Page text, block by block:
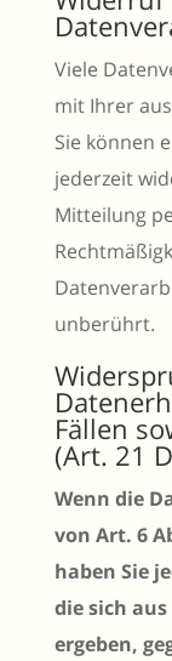
Viele
mit Ihrer
Sie können
jederzeit
Mitteilung
unberührt.
Fällen
(Art. 21
Wenn die
von Art. 6
haben Sie
die sich
ergeben,